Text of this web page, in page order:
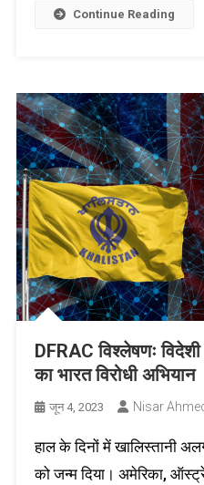
Continue Reading
DFRAC विश्लेषणः
का भारत विरोधी अभियान
जून 4, 2023 Nisar
हाल के दिनों में खालिस्तानी
को जन्म दिया। अमेरिका,